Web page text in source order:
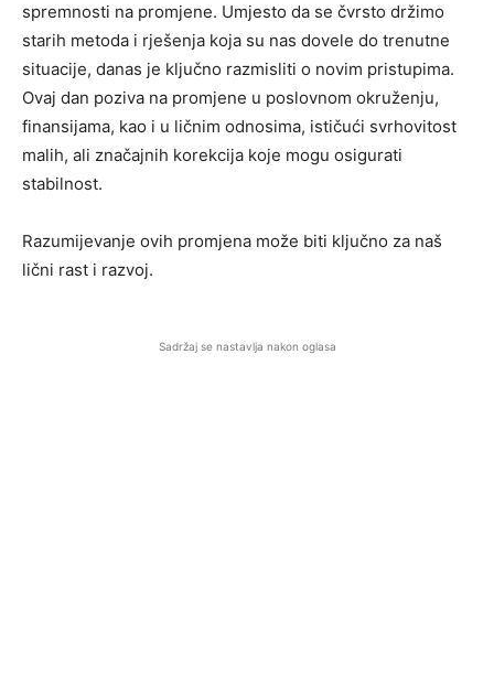
spremnosti na promjene. Umjesto da se čvrsto držimo
starih metoda i rješenja koja su nas dovele do trenutne
situacije, danas je ključno razmisliti o novim pristupima.
Ovaj dan poziva na promjene u poslovnom okruženju,
finansijama, kao i u ličnim odnosima, ističući svrhovitost
malih, ali značajnih korekcija koje mogu osigurati
stabilnost.
Razumijevanje ovih promjena može biti ključno za naš
lični rast i razvoj.
Sadržaj se nastavlja nakon oglasa